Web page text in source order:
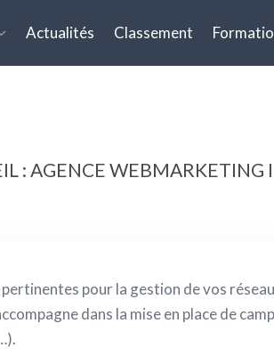
Actualités Classement
: AGENCE
pour la gestion de vos
dans la mise en place de